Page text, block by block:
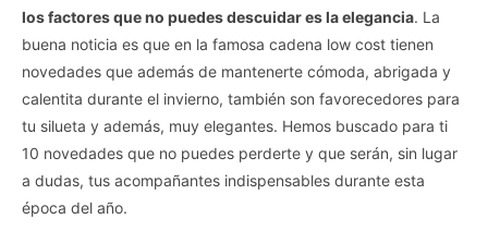
los factores que no puedes descuidar es la elegancia. La
buena noticia es que en la famosa cadena low cost tienen
novedades que además de mantenerte cómoda, abrigada y
calentita durante el invierno, también son favorecedores para
tu silueta y además, muy elegantes. Hemos buscado para ti
10 novedades que no puedes perderte y que serán, sin lugar
a dudas, tus acompañantes indispensables durante esta
época del año.